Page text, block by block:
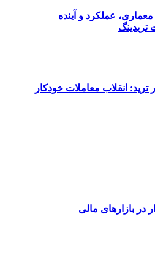
عملکرد و آینده
انقلاب معاملات خودکار
در بازارهای مالی